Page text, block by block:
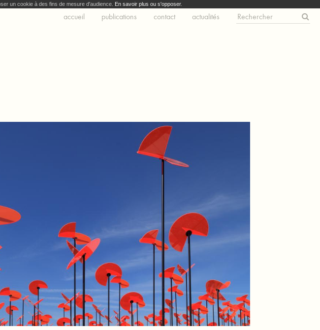
un cookie à des fins de mesure d'audience. En savoir plus ou s'opposer.
accueil publications contact actualités